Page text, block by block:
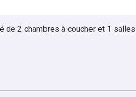
de 2 chambres à coucher et 1